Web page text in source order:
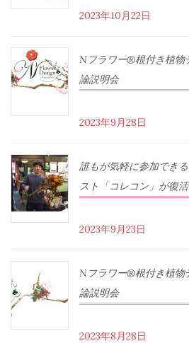
2023年10月22日
Nフラワー®根付き植
論説明会
2023年9月28日
誰もが気軽に参加でき
スト「コレコン」が復
2023年9月23日
Nフラワー®根付き植
論説明会
2023年8月28日